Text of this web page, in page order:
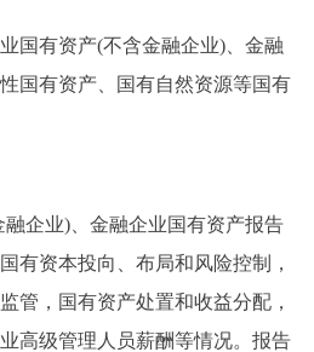
有资产(不含金融企业)、金融
国有资产、国有自然资源等国有
企业)、金融企业国有资产报告
有资本投向、布局和风险控制，
管，国有资产处置和收益分配，
高级管理人员薪酬等情况。报告